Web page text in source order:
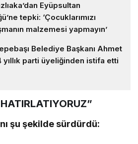
Eyüpsultan
tepki: ‘Çocuklarımızı
malzemesi yapmayın’
Belediye Başkanı Ahmet
yıllık parti üyeliğinden istifa etti
şu şekilde sürdürdü: